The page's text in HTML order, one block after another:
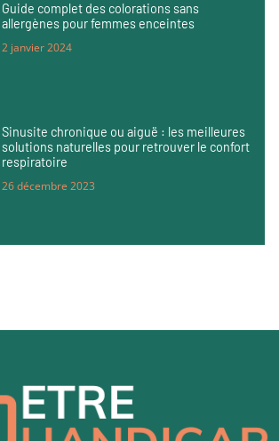
Guide complet des colorations sans
allergènes pour femmes enceintes
2 janvier 2024
Sinusite chronique ou aiguë : les meilleures
solutions naturelles pour retrouver le confort
respiratoire
26 décembre 2023